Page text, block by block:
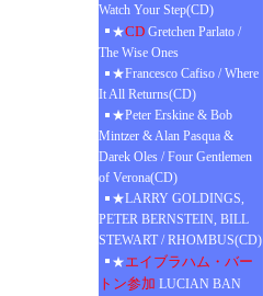
Watch Your Step(CD)
★CD Gretchen Parlato /
The Wise Ones
★Francesco Cafiso / Where
It All Returns(CD)
★Peter Erskine & Bob
Mintzer & Alan Pasqua &
Darek Oles / Four Gentlemen
of Verona(CD)
★LARRY GOLDINGS,
PETER BERNSTEIN, BILL
STEWART / RHOMBUS(CD)
★エイブラハム・バー
トン参加 LUCIAN BAN